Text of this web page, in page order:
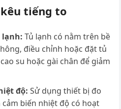
tiếng to
lạnh: Tủ lạnh có nằm trên bề
điều chỉnh hoặc đặt tủ
su hoặc gài chân để giảm
độ: Sử dụng thiết bị đo
biến nhiệt độ có hoạt